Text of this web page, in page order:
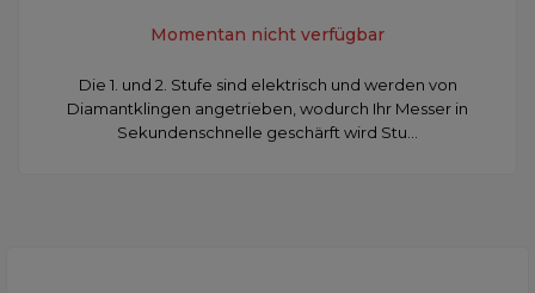
Momentan nicht verfügbar
Die 1. und 2. Stufe sind elektrisch und werden von
Diamantklingen angetrieben, wodurch Ihr Messer in
Sekundenschnelle geschärft wird Stu...